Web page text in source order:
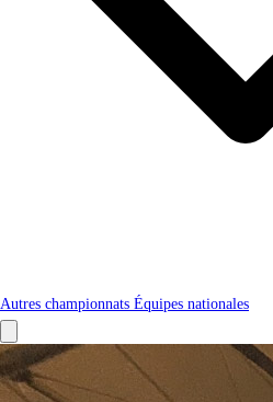
Autres championnats Équipes nationales